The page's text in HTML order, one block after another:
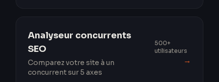
Analyseur concurrents
SEO
Comparez votre site à un
concurrent sur 5 axes
500+
utilisateurs
→